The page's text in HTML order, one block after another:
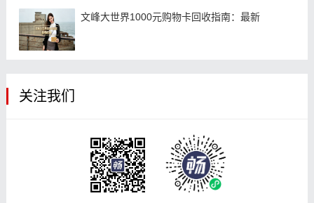
文峰大世界1000元购物卡回收指南：最新
关注我们